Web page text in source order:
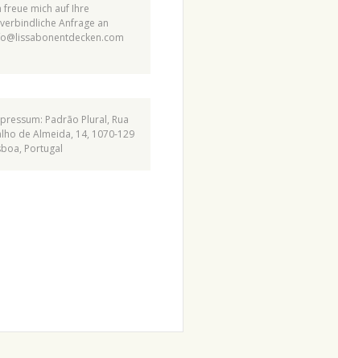
freue mich auf Ihre
Anfrage an
Padrão Plural, Rua
de Almeida, 14, 1070-129
Portugal